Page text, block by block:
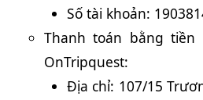
Số tài khoản:
Thanh toán bằng
OnTripquest:
Địa chỉ: 107/15